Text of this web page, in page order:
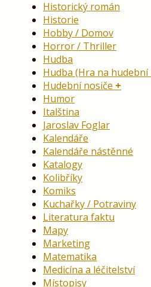
Historický román
Historie
Hobby / Domov
Horror / Thriller
Hudba
Hudba (Hra na
Hudební nosiče
Humor
Italština
Jaroslav Foglar
Kalendáře
Kalendáře nástěnné
Katalogy
Kolibříky
Komiks
Kuchařky / Potraviny
Literatura faktu
Mapy
Marketing
Matematika
Medicína a léčitelství
Místopisy